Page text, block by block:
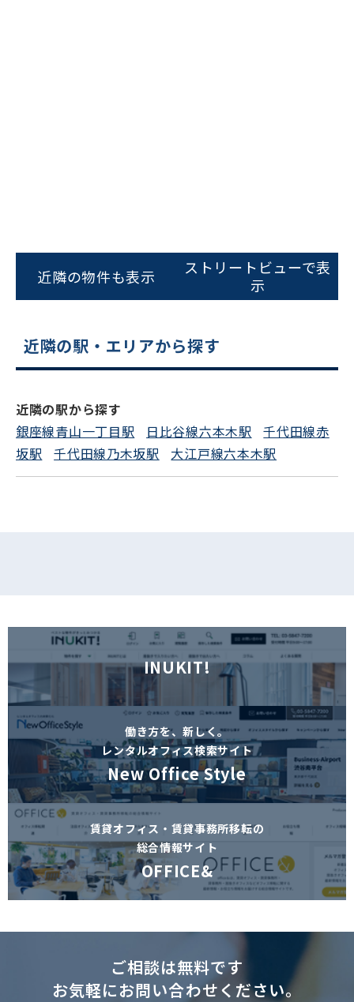
近隣の物件も表示
ストリートビューで表
示
近隣の駅・エリアから探す
近隣の駅から探す
銀座線青山一丁目駅
日比谷線六本木駅
千代田線赤
坂駅
千代田線乃木坂駅 大江戸線六本木駅
INUKIT!
働き方を、新しく。
レンタルオフィス検索サイト
New Office Style
賃貸オフィス・賃貸事務所移転の
総合情報サイト
OFFICE&
ご相談は無料です
お気軽にお問い合わせください。